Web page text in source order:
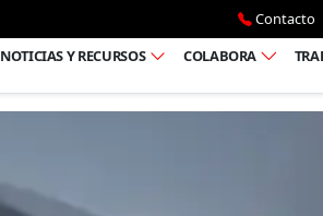
Contacto
NOTICIAS Y RECURSOS COLABORA